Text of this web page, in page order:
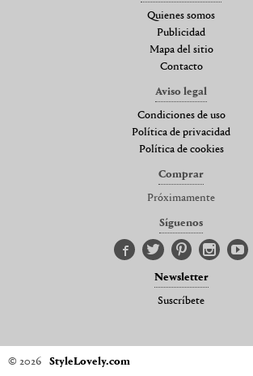
Quienes somos
Publicidad
Mapa del sitio
Contacto
Aviso legal
Condiciones de uso
Política de privacidad
Política de cookies
Comprar
Próximamente
Síguenos
Newsletter
Suscríbete
© 2026 StyleLovely.com